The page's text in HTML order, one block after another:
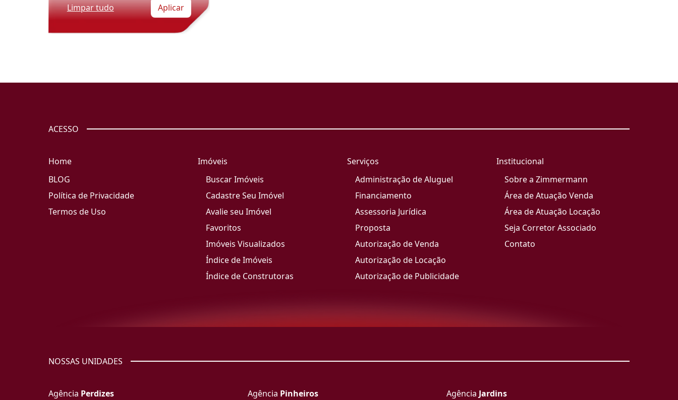
Limpar tudo Aplicar
ACESSO
Home
BLOG
Política de Privacidade
Termos de Uso
Imóveis
Buscar Imóveis
Cadastre Seu Imóvel
Avalie seu Imóvel
Favoritos
Imóveis Visualizados
Índice de Imóveis
Índice de Construtoras
Serviços
Administração de Aluguel
Financiamento
Assessoria Jurídica
Proposta
Autorização de Venda
Autorização de Locação
Autorização de Publicidade
Institucional
Sobre a Zimmermann
Área de Atuação Venda
Área de Atuação Locação
Seja Corretor Associado
Contato
NOSSAS UNIDADES
Agência Perdizes
Agência Pinheiros
Agência Jardins